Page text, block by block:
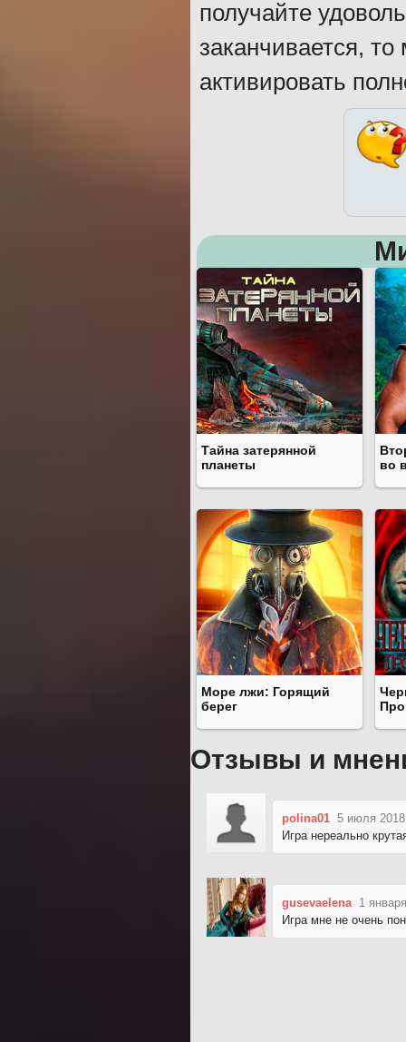
получайте
заканчивается,
активировать
Тайна затерянной
планеты
во
Море лжи: Горящий
берег
Отзывы и
polina01 5 июля
Игра нереально
gusevaelena 1
Игра мне не очень